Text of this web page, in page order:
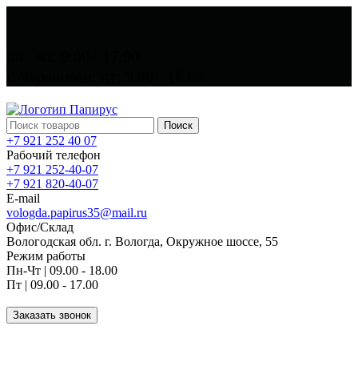
Поиск
+7 921 252 40 07
Рабочий телефон
+7 921 252-40-07
+7 921 820-40-07
E-mail
vologda.papirus35@mail.ru
Офис/Склад
Вологодская обл. г. Вологда, Окружное шоссе, 55
Режим работы
Пн-Чт | 09.00 - 18.00
Пт | 09.00 - 17.00
Заказать звонок